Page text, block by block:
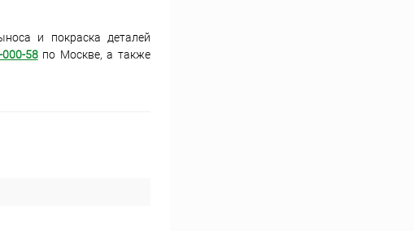
и покраска деталей
58по Москве, а также